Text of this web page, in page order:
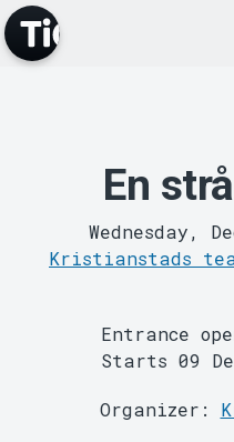
En
Wednesday,
Kristianstads
Entrance
Starts 09
Organizer: